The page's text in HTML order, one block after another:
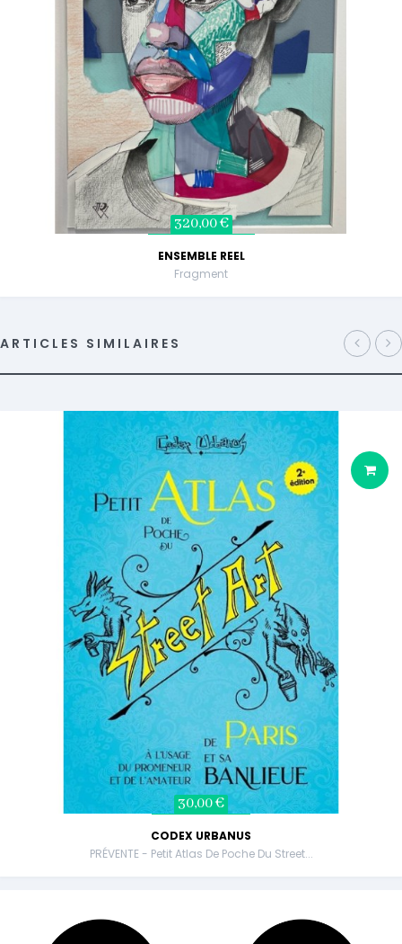
320,00 €
ENSEMBLE REEL
Fragment
ARTICLES SIMILAIRES
30,00 €
CODEX URBANUS
PRÉVENTE - Petit Atlas De Poche Du Street...